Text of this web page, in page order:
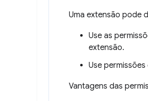
Uma extensão pode
Use as
extensão.
Use
Vantagens das